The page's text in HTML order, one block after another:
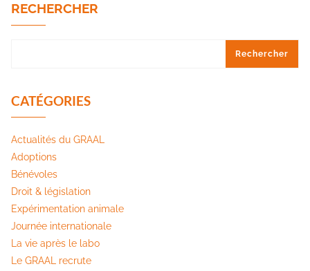
RECHERCHER
Rechercher
CATÉGORIES
Actualités du GRAAL
Adoptions
Bénévoles
Droit & législation
Expérimentation animale
Journée internationale
La vie après le labo
Le GRAAL recrute